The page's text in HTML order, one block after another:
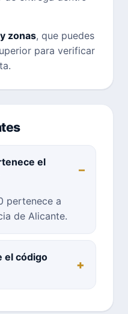
zonas, que puedes
para verificar
el
pertenece a
de Alicante.
el código